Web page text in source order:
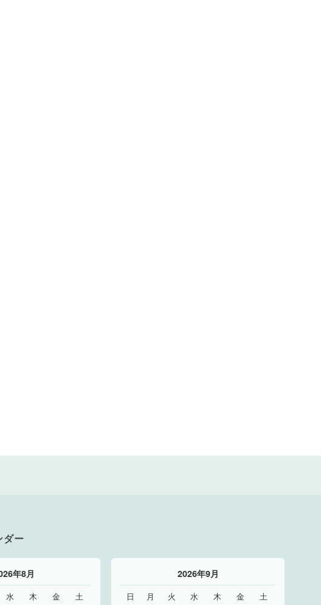
ダー
年8月
水 木 金
土
2026年9月
日 月 火 水 木 金
土